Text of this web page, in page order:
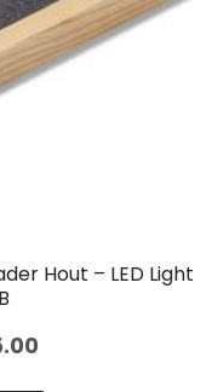
Hout – LED Light
Huidige